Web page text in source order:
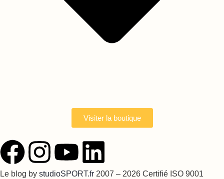
Visiter la boutique
Le blog by studioSPORT.fr 2007 – 2026 Certifié ISO 9001